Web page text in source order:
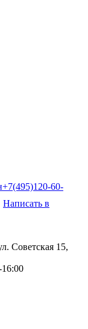
+7(495)120-60-
Написать в
Советская 15,